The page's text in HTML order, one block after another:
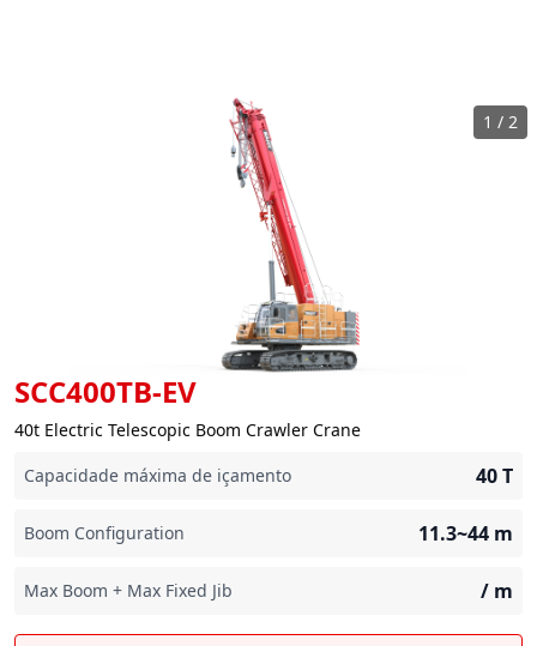
SCC400TB-EV
40t Electric Telescopic Boom Crawler Crane
Capacidade máxima de içamento
40T
Boom Configuration 11.3~44 m
Max Boom + Max Fixed Jib / m
1 / 2